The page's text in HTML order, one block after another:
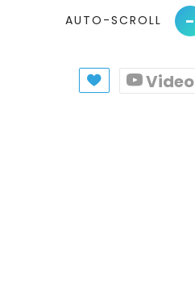
AUTO-SCROLL -
Video